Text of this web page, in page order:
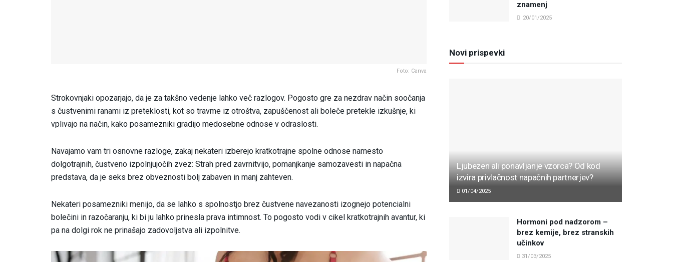
Foto: Canva
Strokovnjaki opozarjajo, da je za takšno vedenje lahko več razlogov. Pogosto gre za nezdrav način soočanja
s čustvenimi ranami iz preteklosti, kot so travme iz otroštva, zapuščenost ali boleče pretekle izkušnje, ki
vplivajo na način, kako posamezniki gradijo medosebne odnose v odraslosti.
Navajamo vam tri osnovne razloge, zakaj nekateri izberejo kratkotrajne spolne odnose namesto
dolgotrajnih, čustveno izpolnjujočih zvez: Strah pred zavrnitvijo, pomanjkanje samozavesti in napačna
predstava, da je seks brez obveznosti bolj zabaven in manj zahteven.
Nekateri posamezniki menijo, da se lahko s spolnostjo brez čustvene navezanosti izognejo potencialni
bolečini in razočaranju, ki bi ju lahko prinesla prava intimnost. To pogosto vodi v cikel kratkotrajnih avantur, ki
pa na dolgi rok ne prinašajo zadovoljstva ali izpolnitve.
znamenj
20/01/2025
Novi prispevki
Ljubezen ali ponavljanje vzorca? Od kod
izvira privlačnost napačnih partnerjev?
01/04/2025
Hormoni pod nadzorom –
brez kemije, brez stranskih
učinkov
31/03/2025